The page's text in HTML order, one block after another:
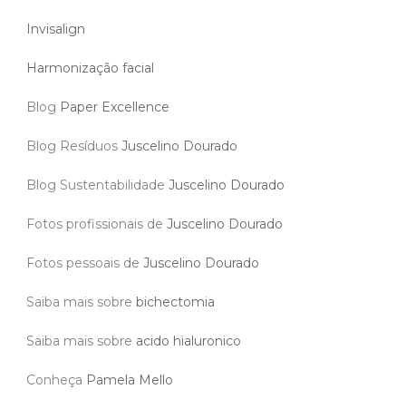
Invisalign
Harmonização facial
Blog Paper Excellence
Blog Resíduos Juscelino Dourado
Blog Sustentabilidade Juscelino Dourado
Fotos profissionais de Juscelino Dourado
Fotos pessoais de Juscelino Dourado
Saiba mais sobre bichectomia
Saiba mais sobre acido hialuronico
Conheça Pamela Mello